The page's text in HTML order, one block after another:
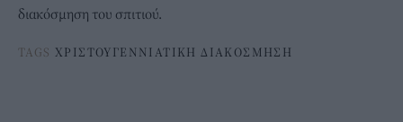
διακόσμηση του σπιτιού.
TAGS ΧΡΙΣΤΟΥΓΕΝΝΙΑΤΙΚΗ ΔΙΑΚΟΣΜΗΣΗ